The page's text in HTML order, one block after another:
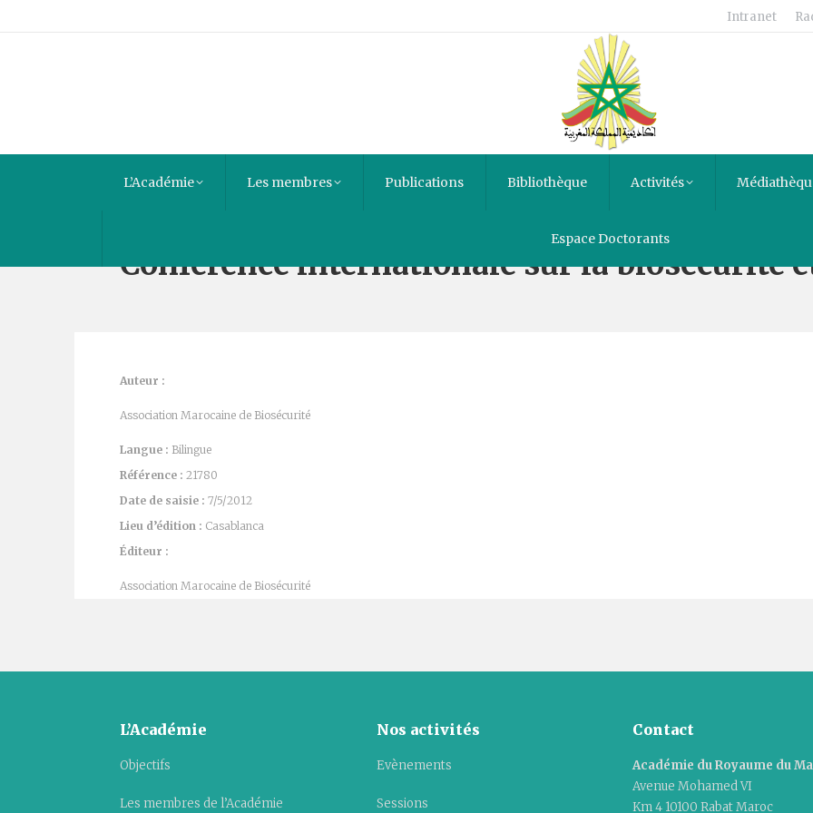
Intranet
L’Académie Les membres Publications Bibliothèque Activités
Espace Doctorants
Conférence internationale sur la biosécurité
Auteur :
Association Marocaine de Biosécurité
Langue : Bilingue
Référence : 21780
Date de saisie : 7/5/2012
Lieu d’édition : Casablanca
Éditeur :
Association Marocaine de Biosécurité
L’Académie
Objectifs
Les membres de l’Académie
Nos activités
Evènements
Sessions
Contact
Académie du Royaume du
Avenue Mohamed VI
Km 4 10100 Rabat Maroc